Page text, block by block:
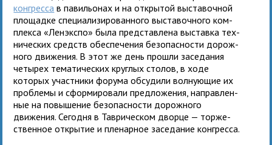
конгресса в пави­льо­нах и на откры­той выста­воч­ной
пло­щадке спе­ци­а­ли­зи­ро­ван­ного выста­воч­ного ком­
плекса «Ленэкспо» была пред­став­лена выставка тех­
ни­че­ских средств обес­пе­че­ния без­опас­но­сти дорож­
ного дви­же­ния. В этот же день прошли засе­да­ния
четы­рех тема­ти­че­ских круг­лых сто­лов, в ходе
которых участники форума обсу­дили вол­ну­ю­щие их
про­блемы и сфор­ми­ровали пред­ло­же­ния, направ­лен­
ные на повы­ше­ние без­опас­но­сти дорож­ного
движения. Сегодня в Таврическом дворце — тор­же­
ствен­ное откры­тие и пле­нар­ное засе­да­ние кон­гресса.